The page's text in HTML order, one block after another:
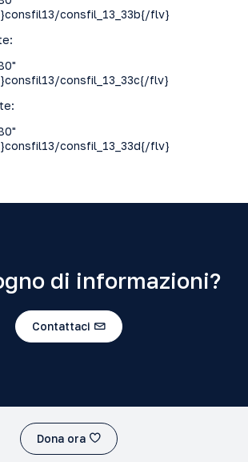
consfil_13_33b{/flv}
consfil_13_33c{/flv}
consfil_13_33d{/flv}
di informazioni?
Contattaci
Dona ora